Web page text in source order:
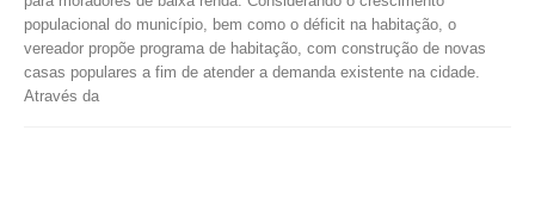
populacional do município, bem como o déficit na habitação, o
vereador propõe programa de habitação, com construção de novas
casas populares a fim de atender a demanda existente na cidade.
Através da